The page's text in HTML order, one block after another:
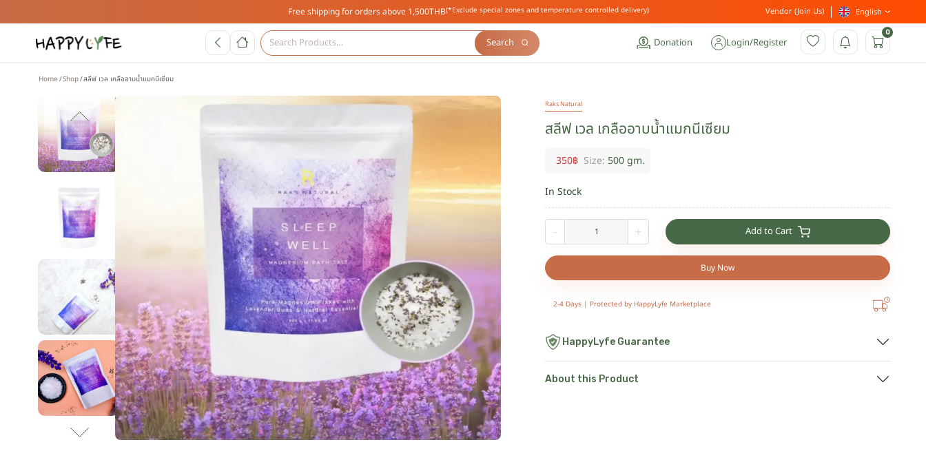
Free shipping for orders above 1,500THB(*Exclude special zones and temperature controlled delivery) Vendor (Join Us) English
Search Donation Login/Register
0
Home Shop สลีฟ เวล เกลืออาบน้ำแมกนีเซียม
Raks Natural
สลีฟ เวล เกลืออาบน้ำแมกนีเซียม
350฿ Size: 500 gm.
In Stock
- + Add to Cart
Buy Now
2-4 Days | Protected by HappyLyfe Marketplace
HappyLyfe Guarantee
About this Product